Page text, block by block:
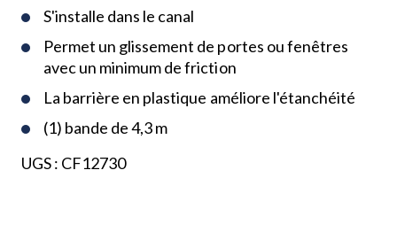
S'installe dans le canal
Permet un glissement de portes ou fenêtres
avec un minimum de friction
La barrière en plastique améliore l'étanchéité
(1) bande de 4,3 m
UGS : CF12730